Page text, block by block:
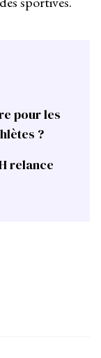
pour les
?
relance